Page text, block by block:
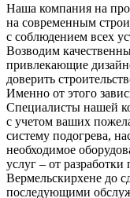
Наша компания на
на современным
с соблюдением всех
Возводим
привлекающие
доверить
Именно от этого
Специалисты нашей
с учетом ваших
систему подогрева,
необходимое
услуг – от разработки
Вермельскирхене до
последующими